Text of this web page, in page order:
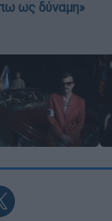
ως δύναμη»